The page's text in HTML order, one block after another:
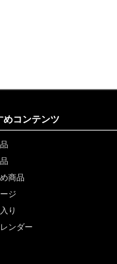
めコンテンツ
商品
ジ
り
ンダー